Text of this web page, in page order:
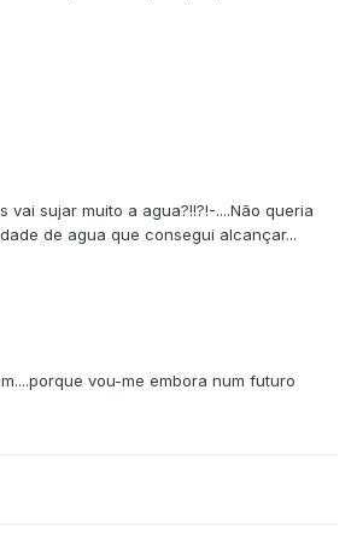
vai sujar muito a agua?!!?!-....Não queria
de agua que consegui alcançar...
vou-me embora num futuro